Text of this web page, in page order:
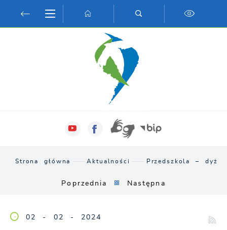
Przejdź do menu.
Przejdź do wyszukiwarki.
Przejdź do treści.
Przejdź do ustawień wielkości czcionki.
Włącz wersję kontrastową strony.
Strona główna Aktualności Przedszkola –
Poprzednia Następna
02 - 02 - 2024